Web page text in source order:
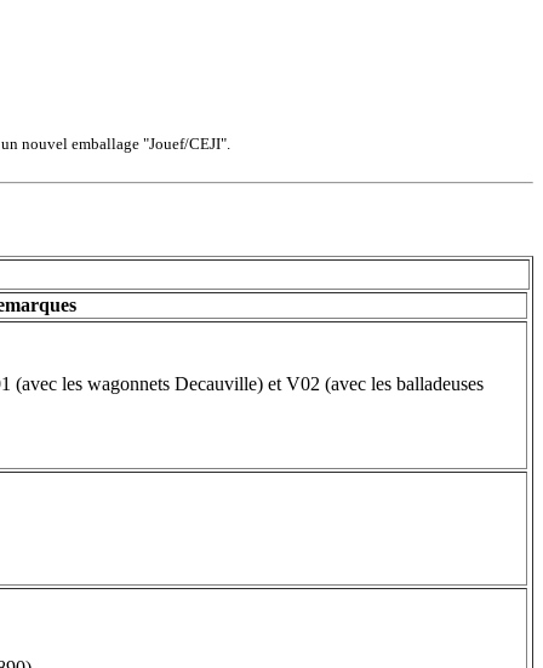
nouvel emballage "Jouef/CEJI".
les wagonnets Decauville) et V02 (avec les balladeuses